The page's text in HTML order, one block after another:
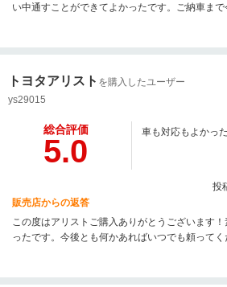
い中通すことができてよかったです。ご納車ま
トヨタアリスト を購入したユーザー
ys29015
総合評価
5.0
車も対応もよかった
投
販売店からの返答
この度はアリストご購入ありがとうございます
ったです。今後とも何かあればいつでも頼ってく